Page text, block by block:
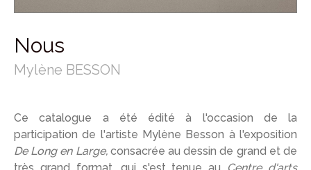
Nous
Mylène BESSON
Ce catalogue a été édité à l'occasion de la
participation de l'artiste Mylène Besson à l'exposition
De Long en Large,consacrée au dessin de grand et de